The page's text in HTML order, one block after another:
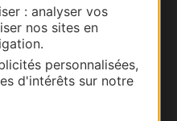
: analyser vos
nos sites en
personnalisées,
d'intérêts sur notre